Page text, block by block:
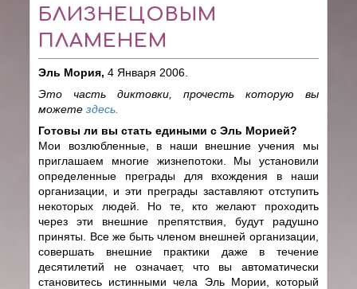
БЛИЗНЕЦОВЫМ
ПЛАМЕНЕМ
Эль Мория,4 Января 2006.
Это часть диктовки, прочесть которую вы
можетездесь.
Готовы ли вы стать едиными с Эль Морией?
Мои возлюбленные, в наши внешние учения мы
приглашаем многие жизнепотоки. Мы установили
определенные преграды для вхождения в наши
организации, и эти преграды заставляют отступить
некоторых людей. Но те, кто желают проходить
через эти внешние препятствия, будут радушно
приняты. Все же быть членом внешней организации,
совершать внешние практики даже в течение
десятилетий не означает, что вы автоматически
становитесь истинными чела Эль Мории, который